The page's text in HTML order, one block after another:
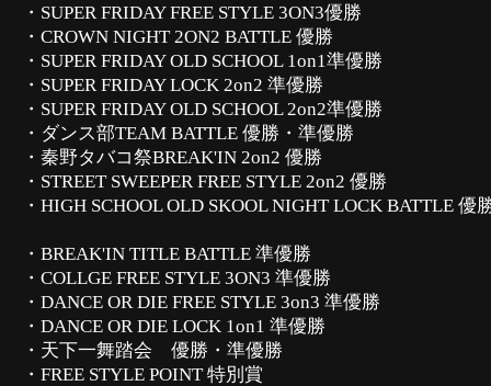
・SUPER FRIDAY FREE STYLE 3ON3優勝
・CROWN NIGHT 2ON2 BATTLE 優勝
・SUPER FRIDAY OLD SCHOOL 1on1準優勝
・SUPER FRIDAY LOCK 2on2 準優勝
・SUPER FRIDAY OLD SCHOOL 2on2準優勝
・ダンス部TEAM BATTLE 優勝・準優勝
・秦野タバコ祭BREAK'IN 2on2 優勝
・STREET SWEEPER FREE STYLE 2on2 優勝
・HIGH SCHOOL OLD SKOOL NIGHT LOCK
・BREAK'IN TITLE BATTLE 準優勝
・COLLGE FREE STYLE 3ON3 準優勝
・DANCE OR DIE FREE STYLE 3on3 準優勝
・DANCE OR DIE LOCK 1on1 準優勝
・天下一舞踏会 優勝・準優勝
・FREE STYLE POINT 特別賞